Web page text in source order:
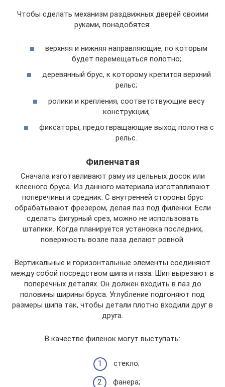
Чтобы сделать механизм раздвижных дверей своими
руками, понадобятся:
верхняя и нижняя направляющие, по которым
будет перемещаться полотно;
деревянный брус, к которому крепится верхний
рельс;
ролики и крепления, соответствующие весу
конструкции;
фиксаторы, предотвращающие выход полотна с
рельс.
Филенчатая
Сначала изготавливают раму из цельных досок или
клееного бруса. Из данного материала изготавливают
поперечины и средник. С внутренней стороны брус
обрабатывают фрезером, делая паз под филенки. Если
сделать фигурный срез, можно не использовать
штапики. Когда планируется установка последних,
поверхность возле паза делают ровной.
Вертикальные и горизонтальные элементы соединяют
между собой посредством шипа и паза. Шип вырезают в
поперечных деталях. Он должен входить в паз до
половины ширины бруса. Углубление подгоняют под
размеры шипа так, чтобы детали плотно входили друг в
друга.
В качестве филенок могут выступать:
стекло;
фанера;